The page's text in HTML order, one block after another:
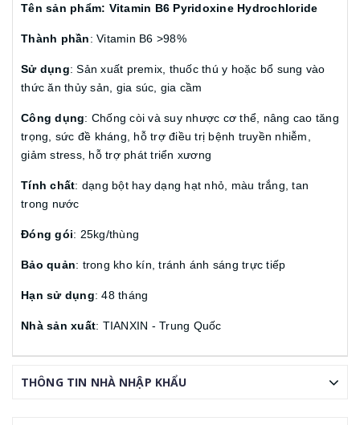
Tên sản phẩm: Vitamin B6 Pyridoxine Hydrochloride
Thành phần: Vitamin B6 >98%
Sử dụng: Sản xuất premix, thuốc thú y hoặc bổ sung vào
thức ăn thủy sản, gia súc, gia cầm
Công dụng: Chống còi và suy nhược cơ thể, nâng cao tăng
trọng, sức đề kháng, hỗ trợ điều trị bệnh truyền nhiễm,
giảm stress, hỗ trợ phát triển xương
Tính chất: dạng bột hay dạng hạt nhỏ, màu trắng, tan
trong nước
Đóng gói: 25kg/thùng
Bảo quản: trong kho kín, tránh ánh sáng trực tiếp
Hạn sử dụng: 48 tháng
Nhà sản xuất: TIANXIN - Trung Quốc
THÔNG TIN NHÀ NHẬP KHẨU